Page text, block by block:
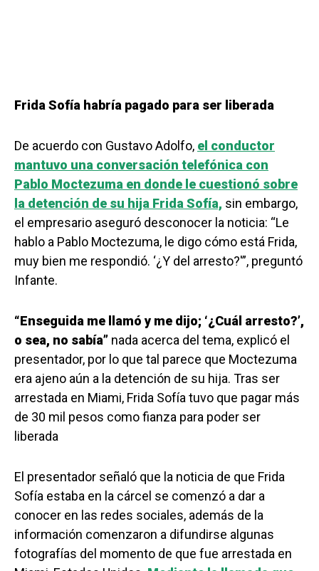
Frida Sofía habría pagado para ser liberada
De acuerdo con Gustavo Adolfo, el conductor
mantuvo una conversación telefónica con
Pablo Moctezuma en donde le cuestionó sobre
la detención de su hija Frida Sofía, sin embargo,
el empresario aseguró desconocer la noticia: “Le
hablo a Pablo Moctezuma, le digo cómo está Frida,
muy bien me respondió. ‘¿Y del arresto?'”, preguntó
Infante.
“Enseguida me llamó y me dijo; ‘¿Cuál arresto?’,
o sea, no sabía” nada acerca del tema, explicó el
presentador, por lo que tal parece que Moctezuma
era ajeno aún a la detención de su hija. Tras ser
arrestada en Miami, Frida Sofía tuvo que pagar más
de 30 mil pesos como fianza para poder ser
liberada
El presentador señaló que la noticia de que Frida
Sofía estaba en la cárcel se comenzó a dar a
conocer en las redes sociales, además de la
información comenzaron a difundirse algunas
fotografías del momento de que fue arrestada en